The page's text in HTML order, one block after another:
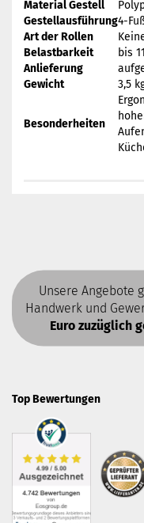
Material Gestell
Gestellausführung4-
Art der Rollen
Belastbarkeit
bis
Anlieferung
Gewicht
3,5
Besonderheiten
Unsere Angebote
Handwerk und
Euro zuzüglich
Top Bewertungen